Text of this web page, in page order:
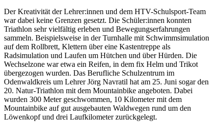
Der Kreativität der Lehrer:innen und dem HTV-Schulsport-Team
war dabei keine Grenzen gesetzt. Die Schüler:innen konnten
Triathlon sehr vielfältig erleben und Bewegungserfahrungen
sammeln. Beispielsweise in der Turnhalle mit Schwimmsimulation
auf dem Rollbrett, Klettern über eine Kastentreppe als
Radsimulation und Laufen um Hütchen und über Hürden. Die
Wechselzone war etwa ein Reifen, in dem fix Helm und Trikot
übergezogen wurden. Das Berufliche Schulzentrum im
Odenwaldkreis um Lehrer Jörg Navratil hat am 25. Juni sogar den
20. Natur-Triathlon mit dem Mountainbike angeboten. Dabei
wurden 300 Meter geschwommen, 10 Kilometer mit dem
Mountainbike auf gut ausgebauten Waldwegen rund um den
Löwenkopf und drei Laufkilometer zurückgelegt.